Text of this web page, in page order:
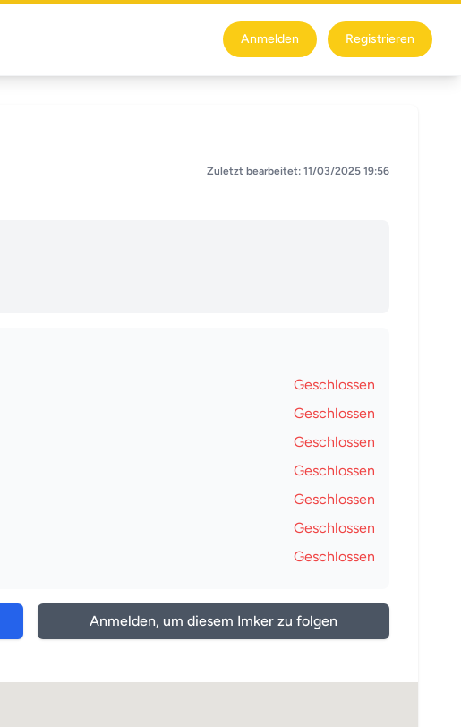
Anmelden Registrieren
Zuletzt bearbeitet: 11/03/2025 19:56
Geschlossen
Geschlossen
Geschlossen
Geschlossen
Geschlossen
Geschlossen
Geschlossen
Anmelden, um diesem Imker zu folgen